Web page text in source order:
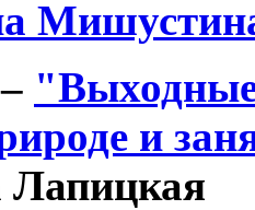
"Выходные
и
Лапицкая